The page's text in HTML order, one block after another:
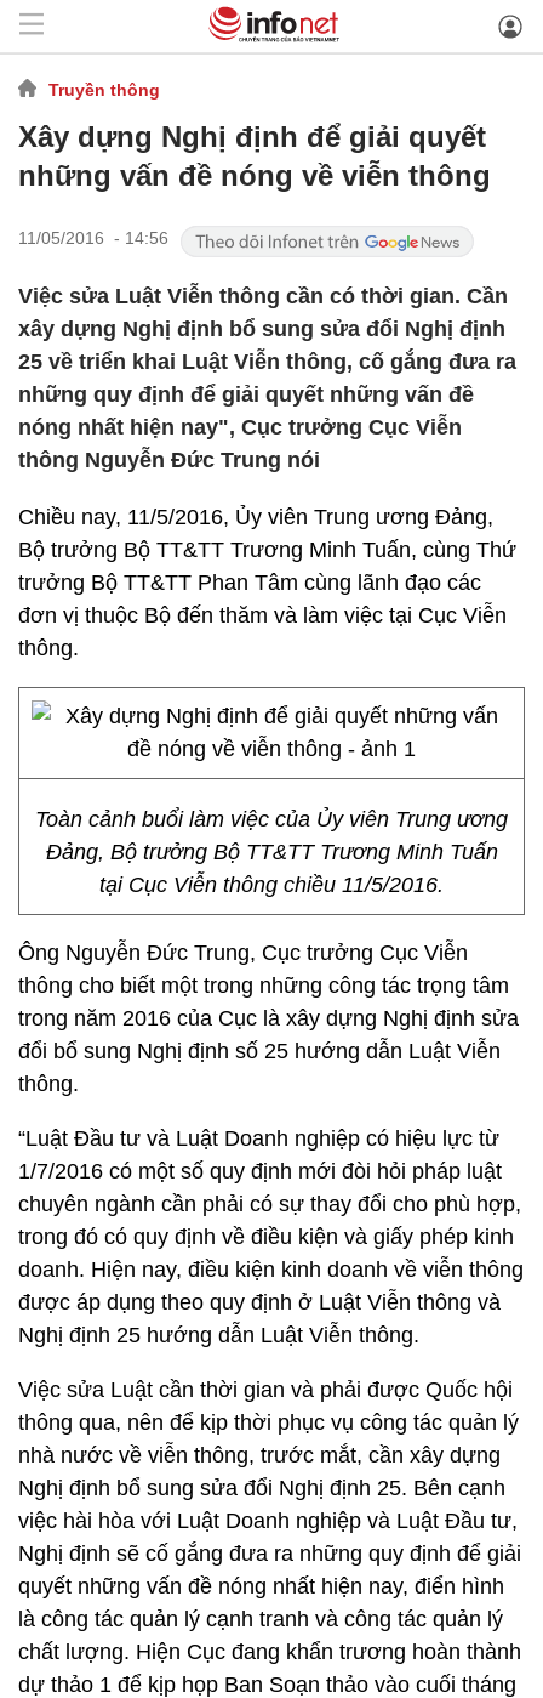
Truyền thông
Xây dựng Nghị định để giải quyết
những vấn đề nóng về viễn thông
11/05/2016 - 14:56
Việc sửa Luật Viễn thông cần có thời gian. Cần
xây dựng Nghị định bổ sung sửa đổi Nghị định
25 về triển khai Luật Viễn thông, cố gắng đưa ra
những quy định để giải quyết những vấn đề
nóng nhất hiện nay", Cục trưởng Cục Viễn
thông Nguyễn Đức Trung nói
Chiều nay, 11/5/2016, Ủy viên Trung ương Đảng,
Bộ trưởng Bộ TT&TT Trương Minh Tuấn, cùng Thứ
trưởng Bộ TT&TT Phan Tâm cùng lãnh đạo các
đơn vị thuộc Bộ đến thăm và làm việc tại Cục Viễn
thông.
Toàn cảnh buổi làm việc của Ủy viên Trung ương
Đảng, Bộ trưởng Bộ TT&TT Trương Minh Tuấn
tại Cục Viễn thông chiều 11/5/2016.
Ông Nguyễn Đức Trung, Cục trưởng Cục Viễn
thông cho biết một trong những công tác trọng tâm
trong năm 2016 của Cục là xây dựng Nghị định sửa
đổi bổ sung Nghị định số 25 hướng dẫn Luật Viễn
thông.
“Luật Đầu tư và Luật Doanh nghiệp có hiệu lực từ
1/7/2016 có một số quy định mới đòi hỏi pháp luật
chuyên ngành cần phải có sự thay đổi cho phù hợp,
trong đó có quy định về điều kiện và giấy phép kinh
doanh. Hiện nay, điều kiện kinh doanh về viễn thông
được áp dụng theo quy định ở Luật Viễn thông và
Nghị định 25 hướng dẫn Luật Viễn thông.
Việc sửa Luật cần thời gian và phải được Quốc hội
thông qua, nên để kịp thời phục vụ công tác quản lý
nhà nước về viễn thông, trước mắt, cần xây dựng
Nghị định bổ sung sửa đổi Nghị định 25. Bên cạnh
việc hài hòa với Luật Doanh nghiệp và Luật Đầu tư,
Nghị định sẽ cố gắng đưa ra những quy định để giải
quyết những vấn đề nóng nhất hiện nay, điển hình
là công tác quản lý cạnh tranh và công tác quản lý
chất lượng. Hiện Cục đang khẩn trương hoàn thành
dự thảo 1 để kịp họp Ban Soạn thảo vào cuối tháng